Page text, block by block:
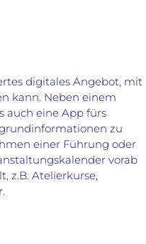
digitales Angebot, mit
kann. Neben einem
auch eine App fürs
zu
einer Führung oder
vorab
z.B. Atelierkurse,